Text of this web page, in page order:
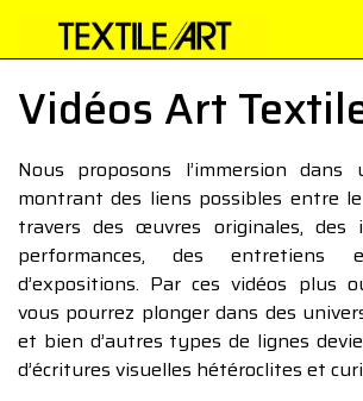
Vidéos Art
Nous proposons l’immersion dans
montrant des liens possibles entre
travers des œuvres originales, des
performances, des
d’expositions. Par ces vidéos plus
vous pourrez plonger dans des
et bien d’autres types de lignes
d’écritures visuelles hétéroclites et